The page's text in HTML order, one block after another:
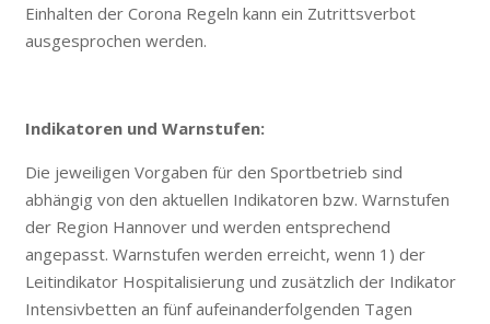
Einhalten der Corona Regeln kann ein Zutrittsverbot
ausgesprochen werden.
Indikatoren und Warnstufen:
Die jeweiligen Vorgaben für den Sportbetrieb sind
abhängig von den aktuellen Indikatoren bzw. Warnstufen
der Region Hannover und werden entsprechend
angepasst. Warnstufen werden erreicht, wenn 1) der
Leitindikator Hospitalisierung und zusätzlich der Indikator
Intensivbetten an fünf aufeinanderfolgenden Tagen